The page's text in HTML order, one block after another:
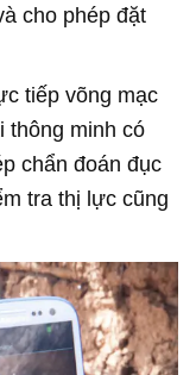
cho phép đặt
tiếp võng mạc
thông minh có
chẩn đoán đục
tra thị lực cũng